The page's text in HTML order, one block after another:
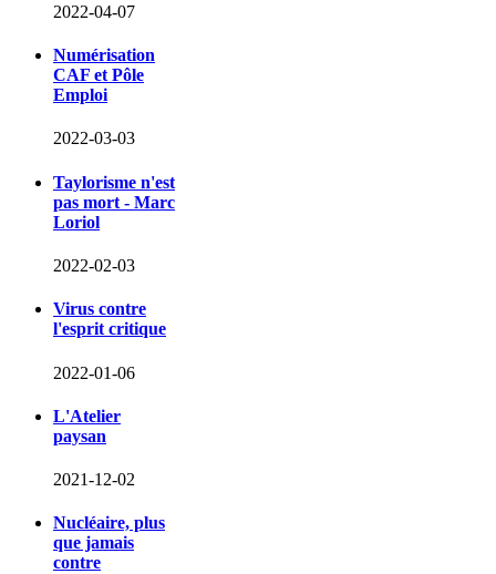
2022-04-07
Numérisation
CAF et Pôle
Emploi
2022-03-03
Taylorisme n'est
pas mort - Marc
Loriol
2022-02-03
Virus contre
l'esprit critique
2022-01-06
L'Atelier
paysan
2021-12-02
Nucléaire, plus
que jamais
contre